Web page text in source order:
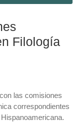
Filología
las comisiones
correspondientes